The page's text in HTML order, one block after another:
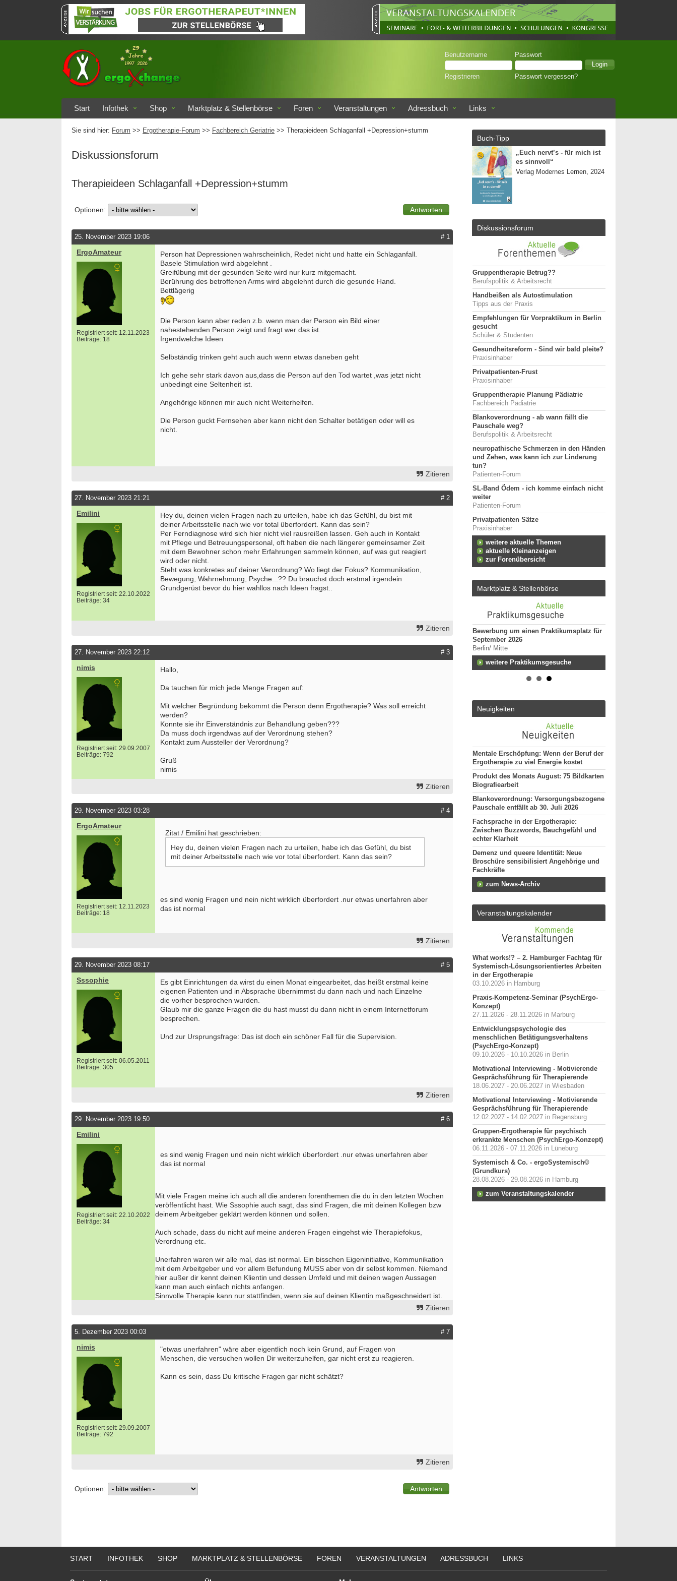
Benutzername Passwort
Registrieren Passwort vergessen?
Start Infothek Shop Marktplatz & Stellenbörse Foren Veranstaltungen Adressbuch Links
Sie sind hier: Forum >> Ergotherapie-Forum >> Fachbereich Geriatrie >> Therapieideen Schlaganfall +Depression+stumm
Diskussionsforum
Therapieideen Schlaganfall +Depression+stumm
Optionen:
25. November 2023 19:06 # 1
ErgoAmateur
Registriert seit: 12.11.2023
Beiträge: 18
Person hat Depressionen wahrscheinlich, Redet nicht und hatte ein Schlaganfall.
Basele Stimulation wird abgelehnt .
Greifübung mit der gesunden Seite wird nur kurz mitgemacht.
Berührung des betroffenen Arms wird abgelehnt durch die gesunde Hand.
Bettlägerig
Die Person kann aber reden z.b. wenn man der Person ein Bild einer
nahestehenden Person zeigt und fragt wer das ist.
Irgendwelche Ideen
Selbständig trinken geht auch auch wenn etwas daneben geht
Ich gehe sehr stark davon aus,dass die Person auf den Tod wartet ,was jetzt nicht
unbedingt eine Seltenheit ist.
Angehörige können mir auch nicht Weiterhelfen.
Die Person guckt Fernsehen aber kann nicht den Schalter betätigen oder will es
nicht.
Zitieren
27. November 2023 21:21 # 2
Emilini
Registriert seit: 22.10.2022
Beiträge: 34
Hey du, deinen vielen Fragen nach zu urteilen, habe ich das Gefühl, du bist mit
deiner Arbeitsstelle nach wie vor total überfordert. Kann das sein?
Per Ferndiagnose wird sich hier nicht viel rausreißen lassen. Geh auch in Kontakt
mit Pflege und Betreuungspersonal, oft haben die nach längerer gemeinsamer Zeit
mit dem Bewohner schon mehr Erfahrungen sammeln können, auf was gut reagiert
wird oder nicht.
Steht was konkretes auf deiner Verordnung? Wo liegt der Fokus? Kommunikation,
Bewegung, Wahrnehmung, Psyche...?? Du brauchst doch erstmal irgendein
Grundgerüst bevor du hier wahllos nach Ideen fragst..
Zitieren
27. November 2023 22:12 # 3
nimis
Registriert seit: 29.09.2007
Beiträge: 792
Hallo,
Da tauchen für mich jede Menge Fragen auf:
Mit welcher Begründung bekommt die Person denn Ergotherapie? Was soll erreicht
werden?
Konnte sie ihr Einverständnis zur Behandlung geben???
Da muss doch irgendwas auf der Verordnung stehen?
Kontakt zum Aussteller der Verordnung?
Gruß
nimis
Zitieren
29. November 2023 03:28 # 4
ErgoAmateur
Registriert seit: 12.11.2023
Beiträge: 18
Zitat / Emilini hat geschrieben:
Hey du, deinen vielen Fragen nach zu urteilen, habe ich das Gefühl, du bist
mit deiner Arbeitsstelle nach wie vor total überfordert. Kann das sein?
es sind wenig Fragen und nein nicht wirklich überfordert .nur etwas unerfahren aber
das ist normal
Zitieren
29. November 2023 08:17 # 5
Sssophie
Registriert seit: 06.05.2011
Beiträge: 305
Es gibt Einrichtungen da wirst du einen Monat eingearbeitet, das heißt erstmal keine
eigenen Patienten und in Absprache übernimmst du dann nach und nach Einzelne
die vorher besprochen wurden.
Glaub mir die ganze Fragen die du hast musst du dann nicht in einem Internetforum
besprechen.
Und zur Ursprungsfrage: Das ist doch ein schöner Fall für die Supervision.
Zitieren
29. November 2023 19:50 # 6
Emilini
Registriert seit: 22.10.2022
Beiträge: 34
es sind wenig Fragen und nein nicht wirklich überfordert .nur etwas unerfahren aber
das ist normal
Mit viele Fragen meine ich auch all die anderen forenthemen die du in den letzten Wochen
veröffentlicht hast. Wie Sssophie auch sagt, das sind Fragen, die mit deinen Kollegen bzw
deinem Arbeitgeber geklärt werden können und sollen.
Auch schade, dass du nicht auf meine anderen Fragen eingehst wie Therapiefokus,
Verordnung etc.
Unerfahren waren wir alle mal, das ist normal. Ein bisschen Eigeninitiative, Kommunikation
mit dem Arbeitgeber und vor allem Befundung MUSS aber von dir selbst kommen. Niemand
hier außer dir kennt deinen Klientin und dessen Umfeld und mit deinen wagen Aussagen
kann man auch einfach nichts anfangen.
Sinnvolle Therapie kann nur stattfinden, wenn sie auf deinen Klientin maßgeschneidert ist.
Zitieren
5. Dezember 2023 00:03 # 7
nimis
Registriert seit: 29.09.2007
Beiträge: 792
"etwas unerfahren" wäre aber eigentlich noch kein Grund, auf Fragen von
Menschen, die versuchen wollen Dir weiterzuhelfen, gar nicht erst zu reagieren.
Kann es sein, dass Du kritische Fragen gar nicht schätzt?
Zitieren
Optionen:
Buch-Tipp
„Euch nervt’s - für mich ist
es sinnvoll“
Verlag Modernes Lernen, 2024
Diskussionsforum
Gruppentherapie Betrug??
Berufspolitik & Arbeitsrecht
Handbeißen als Autostimulation
Tipps aus der Praxis
Empfehlungen für Vorpraktikum in Berlin
gesucht
Schüler & Studenten
Gesundheitsreform - Sind wir bald pleite?
Praxisinhaber
Privatpatienten-Frust
Praxisinhaber
Gruppentherapie Planung Pädiatrie
Fachbereich Pädiatrie
Blankoverordnung - ab wann fällt die
Pauschale weg?
Berufspolitik & Arbeitsrecht
neuropathische Schmerzen in den Händen
und Zehen, was kann ich zur Linderung
tun?
Patienten-Forum
SL-Band Ödem - ich komme einfach nicht
weiter
Patienten-Forum
Privatpatienten Sätze
Praxisinhaber
weitere aktuelle Themen
aktuelle Kleinanzeigen
zur Forenübersicht
Marktplatz & Stellenbörse
Berlin/ Mitte
20144 - Hamburg
Ergotherapeut (m/w/d)
29221 - Celle
Attraktive Stelle sucht Therapeut & 13.
Monatsgehalt
13507 - Berlin
50996 - Köln
Ergotherapeuten (m/w/d) in Voll- oder
25524 - Itzehoe
weitere Stellenangebote
Ergotherapeutische Praxis in Berlin zum
40000-49999 - Duisburg-Stadtmitte
70000-79999 - Raum Karlsruhe
Bewerbung um einen Praktikumsplatz für
September 2026
Berlin/ Mitte
weitere Praktikumsgesuche
Neuigkeiten
Mentale Erschöpfung: Wenn der Beruf der
Ergotherapie zu viel Energie kostet
Produkt des Monats August: 75 Bildkarten
Biografiearbeit
Blankoverordnung: Versorgungsbezogene
Pauschale entfällt ab 30. Juli 2026
Fachsprache in der Ergotherapie:
Zwischen Buzzwords, Bauchgefühl und
echter Klarheit
Demenz und queere Identität: Neue
Broschüre sensibilisiert Angehörige und
Fachkräfte
zum News-Archiv
Veranstaltungskalender
What works!? – 2. Hamburger Fachtag für
Systemisch-Lösungsorientiertes Arbeiten
in der Ergotherapie
03.10.2026 in Hamburg
Praxis-Kompetenz-Seminar (PsychErgo-
Konzept)
27.11.2026 - 28.11.2026 in Marburg
Entwicklungspsychologie des
menschlichen Betätigungsverhaltens
(PsychErgo-Konzept)
09.10.2026 - 10.10.2026 in Berlin
Motivational Interviewing - Motivierende
Gesprächsführung für Therapierende
18.06.2027 - 20.06.2027 in Wiesbaden
Motivational Interviewing - Motivierende
Gesprächsführung für Therapierende
12.02.2027 - 14.02.2027 in Regensburg
Gruppen-Ergotherapie für psychisch
erkrankte Menschen (PsychErgo-Konzept)
06.11.2026 - 07.11.2026 in Lüneburg
Systemisch & Co. - ergoSystemisch©
(Grundkurs)
28.08.2026 - 29.08.2026 in Hamburg
zum Veranstaltungskalender
START INFOTHEK SHOP MARKTPLATZ & STELLENBÖRSE FOREN VERANSTALTUNGEN ADRESSBUCH LINKS